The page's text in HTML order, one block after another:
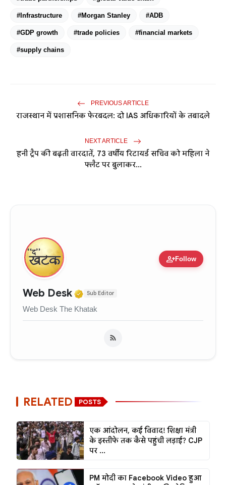
#Infrastructure #Morgan Stanley #ADB
#GDP growth #trade policies #financial markets
#supply chains
PREVIOUS ARTICLE
राजस्थान में प्रशासनिक फेरबदल: दो IAS अधिकारियों के तबादले
NEXT ARTICLE
हनी ट्रैप की बढ़ती वारदातें, 73 वर्षीय रिटायर्ड सचिव को महिला ने
फ्लैट पर बुलाकर...
person_addFollow
Web Desk Verified Media or
Sub Editor
Web Desk The Khatak
RELATED POSTS
एक आंदोलन, कई विवाद! शिक्षा मंत्री
के इस्तीफे तक कैसे पहुंची लड़ाई? CJP
पर ...
PM मोदी का Facebook Video हुआ